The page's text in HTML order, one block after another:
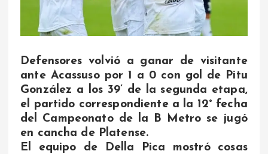
Defensores volvió a ganar de visitante
ante Acassuso por 1 a 0 con gol de Pitu
González a los 39’ de la segunda etapa,
el partido correspondiente a la 12° fecha
del Campeonato de la B Metro se jugó
en cancha de Platense.
El equipo de Della Pica mostró cosas